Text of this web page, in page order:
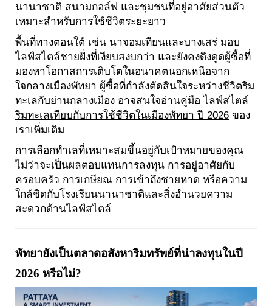
นานาชาติ สนามกอล์ฟ และชุมชนที่อยู่อาศัยส่วนตัว
เหมาะสำหรับการใช้ชีวิตระยะยาว
พื้นที่ทางตอนใต้ เช่น นาจอมเทียนและบางเสร่ มอบ
ไลฟ์สไตล์ชายฝั่งที่เงียบสงบกว่า และยังคงดึงดูดผู้ซื้อที่
มองหาโอกาสการเติบโตในอนาคตนอกเหนือจาก
ใจกลางเมืองพัทยา ผู้ซื้อที่กำลังตัดสินใจระหว่างชีวิตริม
ทะเลกับย่านกลางเมือง อาจสนใจอ่านคู่มือไลฟ์สไตล์
ริมทะเลเทียบกับการใช้ชีวิตในเมืองพัทยา ปี 2026 ของ
เราเพิ่มเติม
การเลือกทำเลที่เหมาะสมขึ้นอยู่กับเป้าหมายของคุณ
ไม่ว่าจะเป็นผลตอบแทนการลงทุน การอยู่อาศัยกับ
ครอบครัว การเกษียณ การเข้าถึงชายหาด หรือความ
ใกล้ชิดกับโรงเรียนนานาชาติและสิ่งอำนวยความ
สะดวกด้านไลฟ์สไตล์
พัทยายังเป็นตลาดอสังหาริมทรัพย์ที่น่าลงทุนในปี
2026 หรือไม่?